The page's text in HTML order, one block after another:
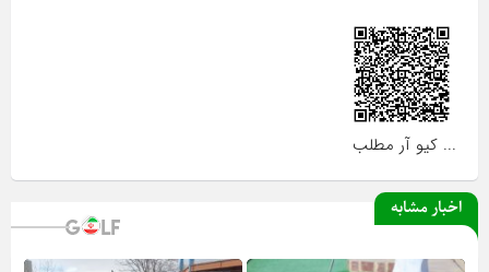
... کیو آر مطلب
اخبار مشابه